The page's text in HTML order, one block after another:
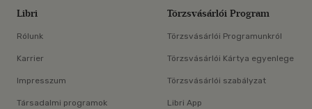
Libri
Rólunk
Karrier
Impresszum
Társadalmi programok
Törzsvásárlói Program
Törzsvásárlói Programunkról
Törzsvásárlói Kártya egyenlege
Törzsvásárlói szabályzat
Libri App